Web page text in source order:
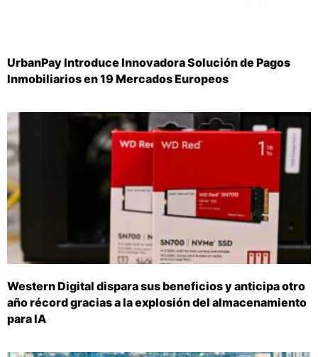
UrbanPay Introduce Innovadora Solución de Pagos
Inmobiliarios en 19 Mercados Europeos
Western Digital dispara sus beneficios y anticipa otro
año récord gracias a la explosión del almacenamiento
para IA